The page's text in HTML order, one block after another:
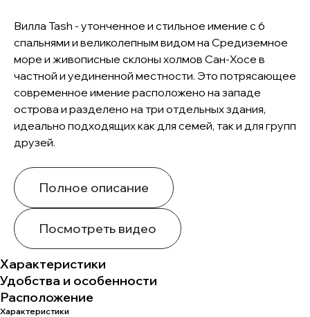
Вилла Tash - утонченное и стильное имение с 6
спальнями и великолепным видом на Средиземное
море и живописные склоны холмов Сан-Хосе в
частной и уединенной местности. Это потрясающее
современное имение расположено на западе
острова и разделено на три отдельных здания,
идеально подходящих как для семей, так и для групп
друзей.
Полное описание
Посмотреть видео
Характеристики
Удобства и особенности
Расположение
Характеристики